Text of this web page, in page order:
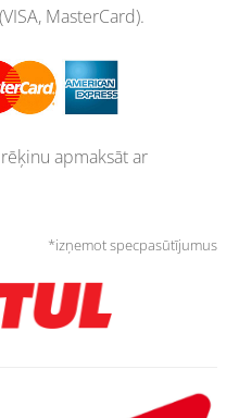
MasterCard).
apmaksāt ar
*izņemot specpasūtījumus